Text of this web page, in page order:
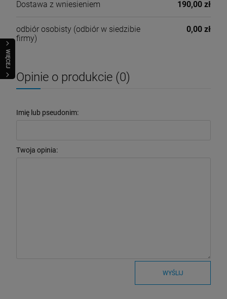
WIĘCEJ
Dostawa z wniesieniem 190,00 zł
odbiór osobisty (odbiór w siedzibie
firmy)
0,00 zł
Opinie o produkcie (0)
Imię lub pseudonim:
Twoja opinia:
WYŚLIJ